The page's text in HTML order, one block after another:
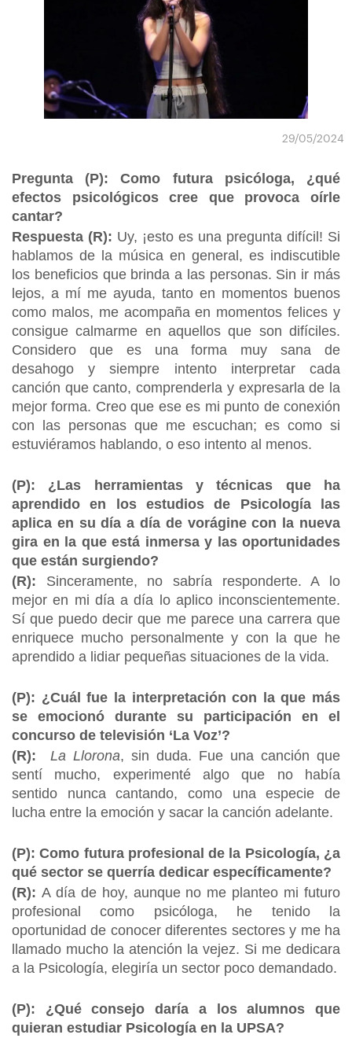
29/05/2024
Pregunta (P): Como futura psicóloga, ¿qué
efectos psicológicos cree que provoca oírle
cantar?
Respuesta (R): Uy, ¡esto es una pregunta difícil! Si
hablamos de la música en general, es indiscutible
los beneficios que brinda a las personas. Sin ir más
lejos, a mí me ayuda, tanto en momentos buenos
como malos, me acompaña en momentos felices y
consigue calmarme en aquellos que son difíciles.
Considero que es una forma muy sana de
desahogo y siempre intento interpretar cada
canción que canto, comprenderla y expresarla de la
mejor forma. Creo que ese es mi punto de conexión
con las personas que me escuchan; es como si
estuviéramos hablando, o eso intento al menos.
(P): ¿Las herramientas y técnicas que ha
aprendido en los estudios de Psicología las
aplica en su día a día de vorágine con la nueva
gira en la que está inmersa y las oportunidades
que están surgiendo?
(R): Sinceramente, no sabría responderte. A lo
mejor en mi día a día lo aplico inconscientemente.
Sí que puedo decir que me parece una carrera que
enriquece mucho personalmente y con la que he
aprendido a lidiar pequeñas situaciones de la vida.
(P): ¿Cuál fue la interpretación con la que más
se emocionó durante su participación en el
concurso de televisión ‘La Voz’?
(R): La Llorona, sin duda. Fue una canción que
sentí mucho, experimenté algo que no había
sentido nunca cantando, como una especie de
lucha entre la emoción y sacar la canción adelante.
(P): Como futura profesional de la Psicología, ¿a
qué sector se querría dedicar específicamente?
(R): A día de hoy, aunque no me planteo mi futuro
profesional como psicóloga, he tenido la
oportunidad de conocer diferentes sectores y me ha
llamado mucho la atención la vejez. Si me dedicara
a la Psicología, elegiría un sector poco demandado.
(P): ¿Qué consejo daría a los alumnos que
quieran estudiar Psicología en la UPSA?